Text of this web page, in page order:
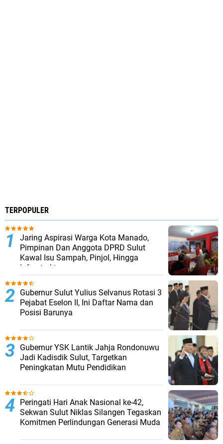
TERPOPULER
Jaring Aspirasi Warga Kota Manado,
Pimpinan Dan Anggota DPRD Sulut
Kawal Isu Sampah, Pinjol, Hingga
Infrastruktur
​Gubernur Sulut Yulius Selvanus Rotasi 3
Pejabat Eselon II, Ini Daftar Nama dan
Posisi Barunya
Gubernur YSK Lantik Jahja Rondonuwu
Jadi Kadisdik Sulut, Targetkan
Peningkatan Mutu Pendidikan
Peringati Hari Anak Nasional ke-42,
Sekwan Sulut Niklas Silangen Tegaskan
Komitmen Perlindungan Generasi Muda